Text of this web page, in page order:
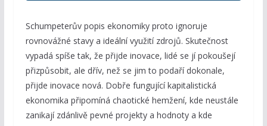
Schumpeterův popis ekonomiky proto ignoruje
rovnovážné stavy a ideální využití zdrojů. Skutečnost
vypadá spíše tak, že přijde inovace, lidé se jí pokoušejí
přizpůsobit, ale dřív, než se jim to podaří dokonale,
přijde inovace nová. Dobře fungující kapitalistická
ekonomika připomíná chaotické hemžení, kde neustále
zanikají zdánlivě pevné projekty a hodnoty a kde